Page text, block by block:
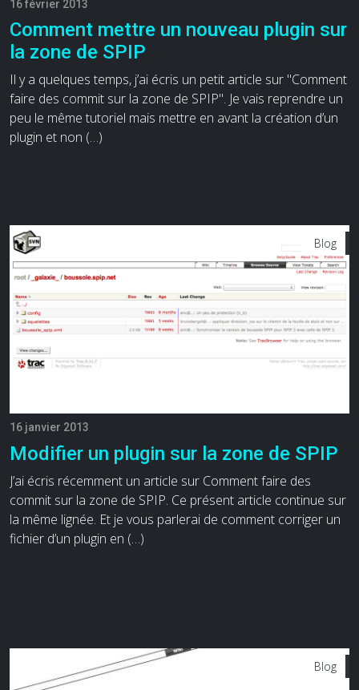
16 février 2013
Comment mettre un nouveau plugin sur
la zone de SPIP
Il y a quelques temps, j’ai écris un petit article sur "Comment
faire des commit sur la zone de SPIP". Je vais reprendre un
peu le même tutoriel mais mettre en avant la création d’un
plugin et non (…)
Blog
16 janvier 2013
Modifier un plugin sur la zone de SPIP
J’ai écris récemment un article sur Comment faire des
commit sur la zone de SPIP. Ce présent article continue sur
la même lignée. Et je vous parlerai de comment corriger un
fichier d’un plugin en (…)
Blog